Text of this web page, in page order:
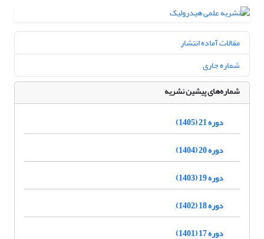
مقالات آماده انتشار
شماره جاری
شماره‌های پیشین نشریه
دوره 21 (1405)
دوره 20 (1404)
دوره 19 (1403)
دوره 18 (1402)
دوره 17 (1401)